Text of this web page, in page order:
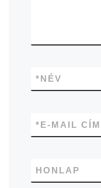
NÉV
*
E-MAIL CÍM
*
HONLAP